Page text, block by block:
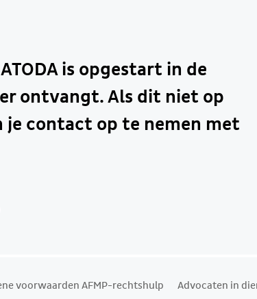
is opgestart in de
ontvangt. Als dit niet op
je contact op te nemen met
voorwaarden AFMP-rechtshulp Advocaten in